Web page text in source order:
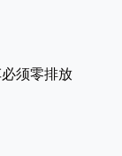
须零排放